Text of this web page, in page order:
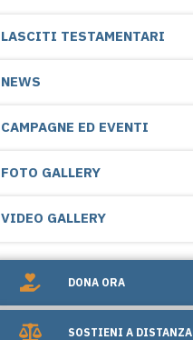
LASCITI TESTAMENTARI
NEWS
CAMPAGNE ED EVENTI
FOTO GALLERY
VIDEO GALLERY
DONA ORA
SOSTIENI A DISTANZA